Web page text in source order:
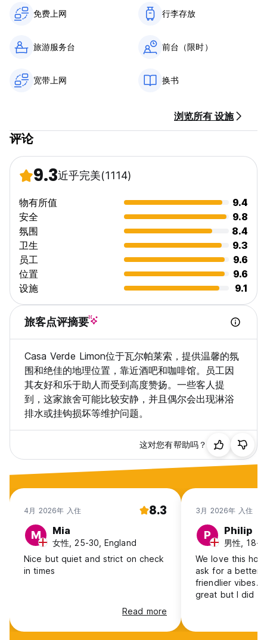
布绳的空间、免费无线网络和互联网接入、咖啡和茶、无宵禁、书
籍交换、洗衣服务、旅游信息、客厅和餐厅、吹风机、接待时间为
language)
免费上网 行李存放
旅游服务台 前台（限时）
宽带上网 换书
浏览所有 设施
评论
9.3近乎完美(1114)
物有所值
9.4
安全
9.8
氛围
8.4
卫生
9.3
员工
9.6
位置
9.6
设施
9.1
旅客点评摘要
Casa Verde Limon位于瓦尔帕莱索，提供温馨的氛
围和绝佳的地理位置，靠近酒吧和咖啡馆。员工因
其友好和乐于助人而受到高度赞扬。一些客人提
到，这家旅舍可能比较安静，并且偶尔会出现淋浴
排水或挂钩损坏等维护问题。
这对您有帮助吗？
4月 2026年 入住 8.3
M Mia
女性, 25-30, England
Nice but quiet and strict on check
in times
Read more
3月 2026年 入住
P Philip
男性, 18-
We love this
ask for a better
friendlier vibes.
great but I did